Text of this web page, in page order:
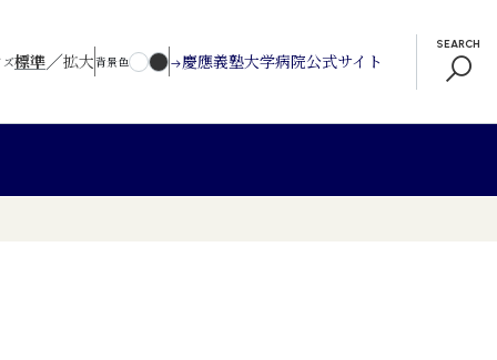
ズ標準／拡大背景色 慶應義塾大学病院公式サイト
SEARCH